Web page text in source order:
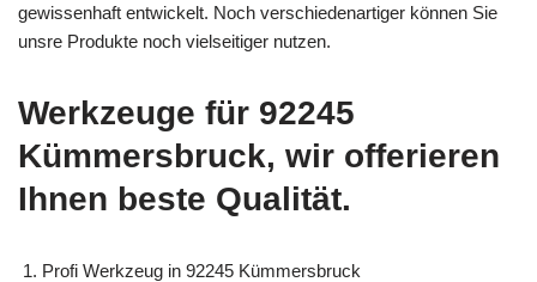
gewissenhaft entwickelt. Noch verschiedenartiger können Sie
unsre Produkte noch vielseitiger nutzen.
Werkzeuge für 92245
Kümmersbruck, wir offerieren
Ihnen beste Qualität.
Profi Werkzeug in 92245 Kümmersbruck